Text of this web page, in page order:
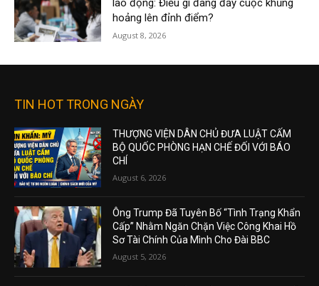
lao động: Điều gì đang đẩy cuộc khủng
hoảng lên đỉnh điểm?
August 8, 2026
TIN HOT TRONG NGÀY
THƯỢNG VIỆN DÂN CHỦ ĐƯA LUẬT CẤM
BỘ QUỐC PHÒNG HẠN CHẾ ĐỐI VỚI BÁO
CHÍ
August 6, 2026
Ông Trump Đã Tuyên Bố “Tình Trạng Khẩn
Cấp” Nhằm Ngăn Chặn Việc Công Khai Hồ
Sơ Tài Chính Của Mình Cho Đài BBC
August 5, 2026